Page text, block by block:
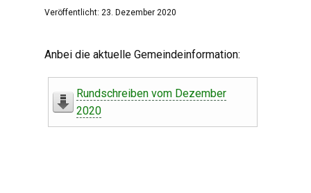
Veröffentlicht: 23. Dezember 2020
Anbei die aktuelle Gemeindeinformation:
Rundschreiben vom Dezember
2020